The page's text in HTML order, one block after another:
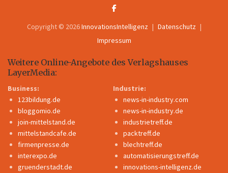
Copyright © 2026InnovationsIntelligenz
Datenschutz
Impressum
Weitere Online-Angebote des Verlagshauses
LayerMedia:
Business:
123bildung.de
bloggomio.de
join-mittelstand.de
mittelstandcafe.de
firmenpresse.de
interexpo.de
gruenderstadt.de
Industrie:
news-in-industry.com
news-in-industry.de
industrietreff.de
packtreff.de
blechtreff.de
automatisierungstreff.de
innovations-intelligenz.de